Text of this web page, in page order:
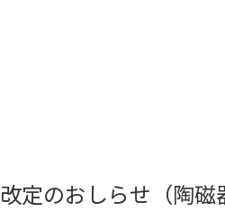
のおしらせ（陶磁